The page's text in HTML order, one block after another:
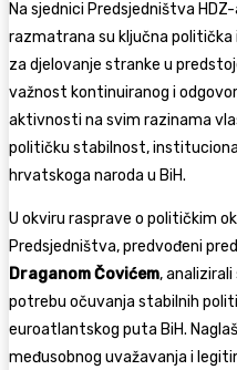
Na sjednici Predsjedništva
razmatrana su ključna politička
za djelovanje stranke u
važnost kontinuiranog i
aktivnosti na svim razinama
političku stabilnost,
hrvatskoga naroda u BiH.
U okviru rasprave o političkim
Predsjedništva, predvođeni
Draganom Čovićem,
potrebu očuvanja stabilnih
euroatlantskog puta BiH.
međusobnog uvažavanja i